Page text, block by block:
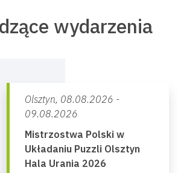
wydarzenia
Olsztyn, 08.08.2026 -
09.08.2026
Mistrzostwa Polski w
Układaniu Puzzli Olsztyn
Hala Urania 2026